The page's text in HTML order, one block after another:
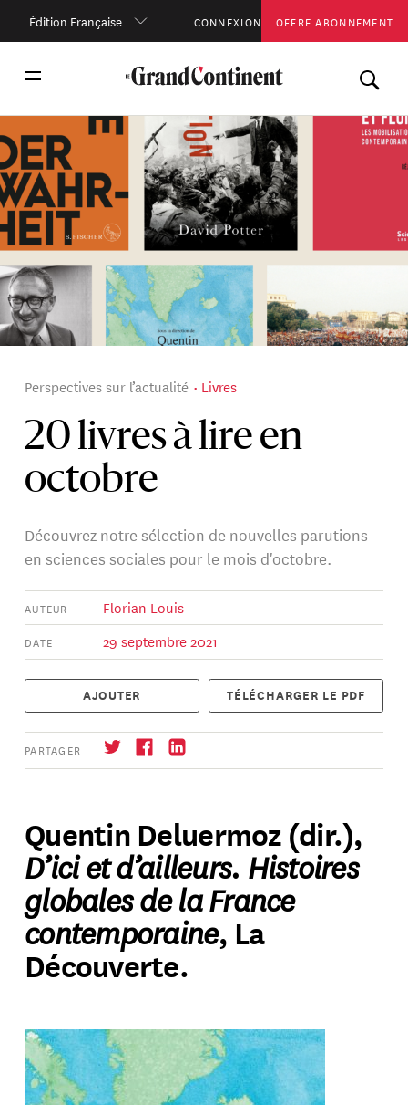
Édition Française CONNEXION OFFRE ABONNEMENT
20 livres à lire en
octobre
Perspectives sur l’actualité Livres
Découvrez notre sélection de nouvelles parutions
en sciences sociales pour le mois d'octobre.
AUTEUR Florian Louis
DATE 29 septembre 2021
AJOUTER TÉLÉCHARGER LE PDF
PARTAGER
→ S'abonner
Quentin Deluermoz (dir.),
D’ici et d’ailleurs. Histoires
globales de la France
contemporaine, La
Découverte.